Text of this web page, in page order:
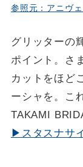
参照元：アニヴ
グリッターの
ポイント。さ
カットをほど
ーシャを。こ
TAKAMI
▶スタスナサ